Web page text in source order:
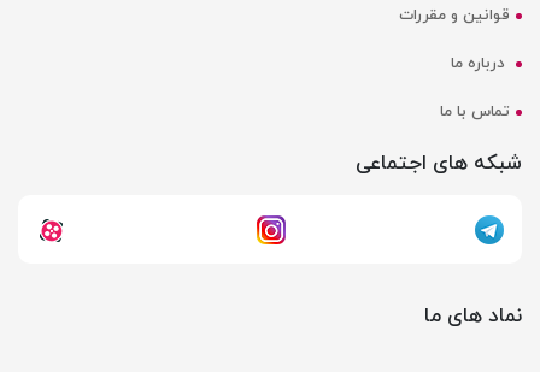
قوانین و مقررات
درباره ما
تماس با ما
شبکه های اجتماعی
نماد های ما